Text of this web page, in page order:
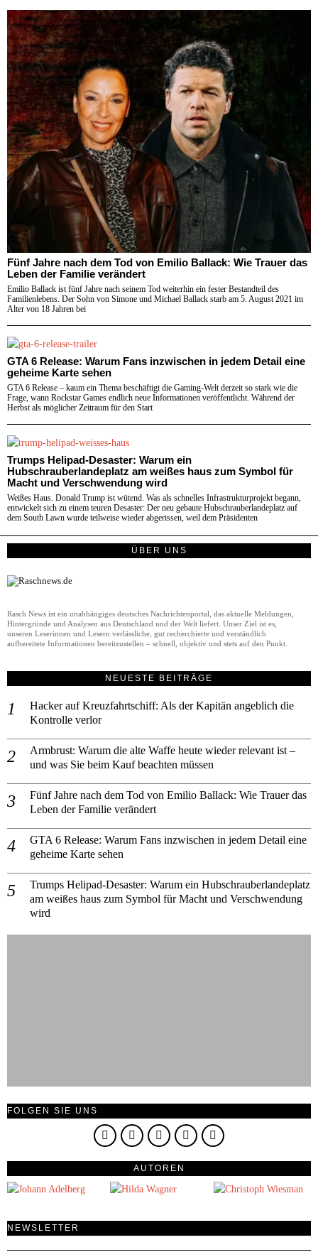
Fünf Jahre nach dem Tod von Emilio Ballack: Wie Trauer das
Leben der Familie verändert
Emilio Ballack ist fünf Jahre nach seinem Tod weiterhin ein fester Bestandteil des
Familienlebens. Der Sohn von Simone und Michael Ballack starb am 5. August 2021 im
Alter von 18 Jahren bei
GTA 6 Release: Warum Fans inzwischen in jedem Detail eine
geheime Karte sehen
GTA 6 Release – kaum ein Thema beschäftigt die Gaming-Welt derzeit so stark wie die
Frage, wann Rockstar Games endlich neue Informationen veröffentlicht. Während der
Herbst als möglicher Zeitraum für den Start
Trumps Helipad-Desaster: Warum ein
Hubschrauberlandeplatz am weißes haus zum Symbol für
Macht und Verschwendung wird
Weißes Haus. Donald Trump ist wütend. Was als schnelles Infrastrukturprojekt begann,
entwickelt sich zu einem teuren Desaster: Der neu gebaute Hubschrauberlandeplatz auf
dem South Lawn wurde teilweise wieder abgerissen, weil dem Präsidenten
ÜBER UNS
Rasch News ist ein unabhängiges deutsches Nachrichtenportal, das aktuelle Meldungen,
Hintergründe und Analysen aus Deutschland und der Welt liefert. Unser Ziel ist es,
unseren Leserinnen und Lesern verlässliche, gut recherchierte und verständlich
aufbereitete Informationen bereitzustellen – schnell, objektiv und stets auf den Punkt.
NEUESTE BEITRÄGE
Hacker auf Kreuzfahrtschiff: Als der Kapitän angeblich die
Kontrolle verlor
Armbrust: Warum die alte Waffe heute wieder relevant ist –
und was Sie beim Kauf beachten müssen
Fünf Jahre nach dem Tod von Emilio Ballack: Wie Trauer das
Leben der Familie verändert
GTA 6 Release: Warum Fans inzwischen in jedem Detail eine
geheime Karte sehen
Trumps Helipad-Desaster: Warum ein Hubschrauberlandeplatz
am weißes haus zum Symbol für Macht und Verschwendung
wird
FOLGEN SIE UNS
AUTOREN
NEWSLETTER